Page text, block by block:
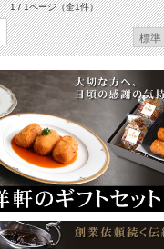
1 / 1ページ（全1件）